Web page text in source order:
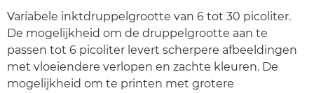
Variabele inktdruppelgrootte van 6 tot 30 picoliter.
De mogelijkheid om de druppelgrootte aan te
passen tot 6 picoliter levert scherpere afbeeldingen
met vloeiendere verlopen en zachte kleuren. De
mogelijkheid om te printen met grotere